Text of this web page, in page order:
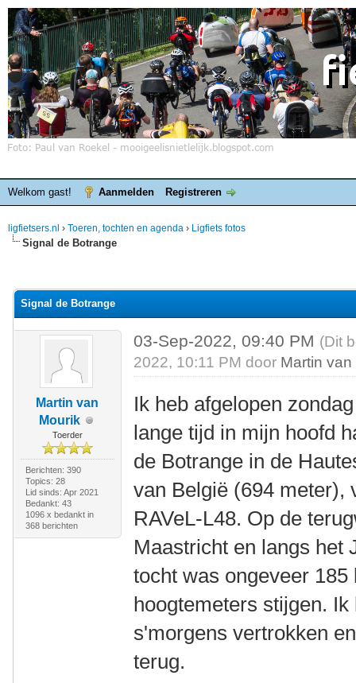
Welkom gast! Aanmelden Registreren
ligfietsers.nl › Toeren, tochten en agenda › Ligfiets fotos
Signal de Botrange
Signal de Botrange
Martin van
Mourik
Toerder
Berichten: 390
Topics: 28
Lid sinds: Apr 2021
Bedankt: 43
1096 x bedankt in
368 berichten
03-Sep-2022, 09:40 PM (Dit
2022, 10:11 PM door Martin
Ik heb afgelopen
lange tijd in mijn hoofd
de Botrange in de
van België (694 meter),
RAVeL-L48. Op de
Maastricht en langs het
tocht was ongeveer
hoogtemeters stijgen.
s'morgens vertrokken
terug.